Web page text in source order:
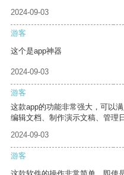
2024-09-03
游客
这个是app神器
2024-09-03
游客
这款app的功能非常强大，可以
编辑文档、制作演示文稿、管理
2024-09-03
游客